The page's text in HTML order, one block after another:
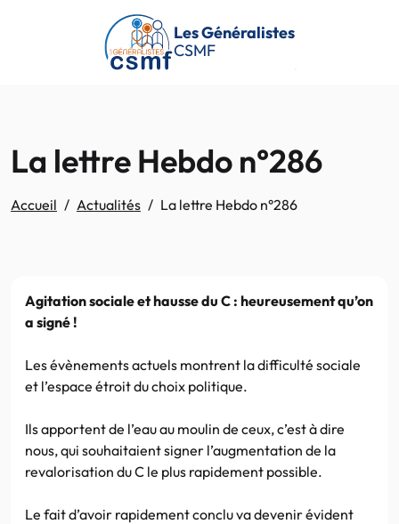
Passer au contenu principal
Les Généralistes
CSMF
La lettre Hebdo n°286
Accueil Actualités La lettre Hebdo n°286
Agitation sociale et hausse du C : heureusement qu’on
a signé !
Les évènements actuels montrent la difficulté sociale
et l’espace étroit du choix politique.
Ils apportent de l’eau au moulin de ceux, c’est à dire
nous, qui souhaitaient signer l’augmentation de la
revalorisation du C le plus rapidement possible.
Le fait d’avoir rapidement conclu va devenir évident